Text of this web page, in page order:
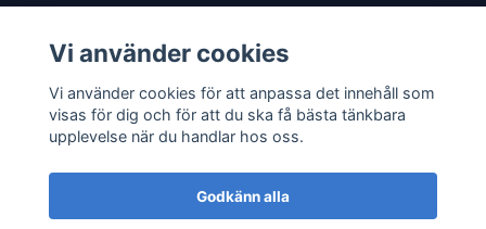
Vi använder cookies
Vi använder cookies för att anpassa det innehåll som
visas för dig och för att du ska få bästa tänkbara
upplevelse när du handlar hos oss.
Godkänn alla